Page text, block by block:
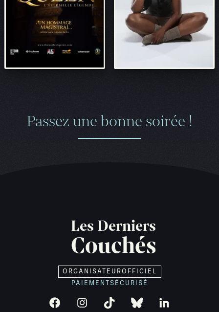
Passez une bonne soirée !
Les Derniers
Couchés
PAIEMENT SÉCURISÉ
ORGANISATEUROFFICIEL